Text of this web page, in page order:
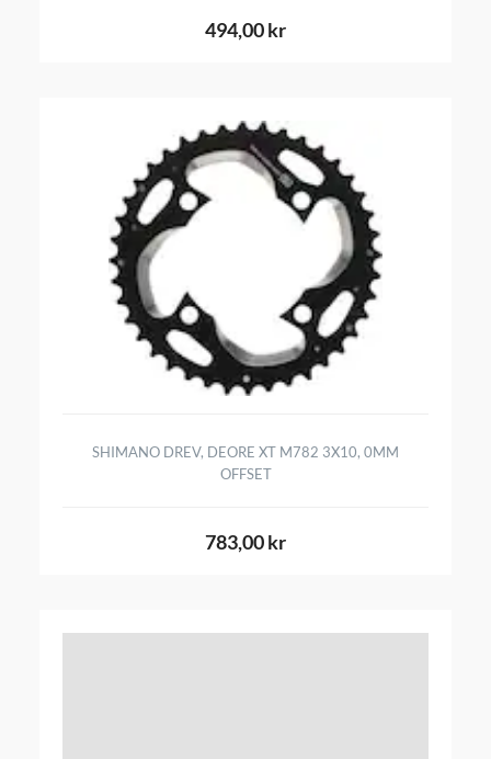
494,00 kr
SHIMANO DREV, DEORE XT M782 3X10, 0MM
OFFSET
783,00 kr